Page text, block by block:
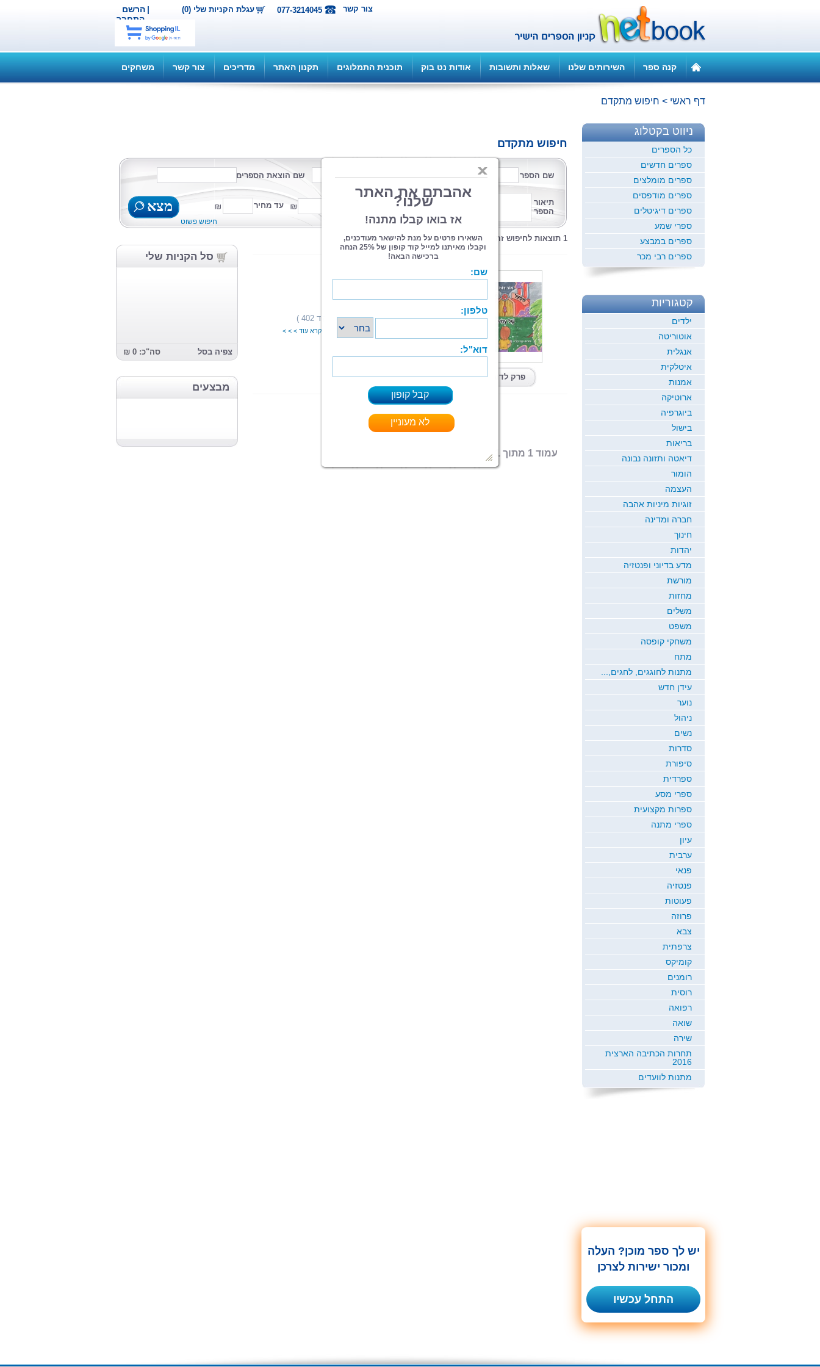
הרשם |
התחבר
עגלת הקניות שלי (0) 077-3214045 צור קשר
קנה ספר השירותים שלנו שאלות ותשובות אודות נט בוק תוכנית התמלוגים תקנון האתר מדריכים צור קשר משחקים
דף ראשי > חיפוש מתקדם
חיפוש מתקדם
שם הספר שם המחבר שם הוצאת הספרים
תיאור
הספר
עד מחיר
קטגוריה
פורמט מצא
חיפוש פשוט
סל הקניות שלי
צפיה בסל סה"כ: 0 ₪
מבצעים
1 תוצאות לחיפוש זה
פרק לדוגמא
דירוג:
(88 מדרגים,ניקוד 402 )
השאלה “מה אתה רוצה להיות כשתהיה גדול?”
קרא עוד > > >
קיים בפורמטים:ספר מודפס|
PDF
עמוד 1 מתוך 1
ניווט בקטלוג
כל הספרים
ספרים חדשים
ספרים מומלצים
ספרים מודפסים
ספרים דיגיטלים
ספרי שמע
ספרים במבצע
ספרים רבי מכר
קטגוריות
ילדים
אוטוריטה
אנגלית
איטלקית
אמנות
ארוטיקה
ביוגרפיה
בישול
בריאות
דיאטה ותזונה נבונה
הומור
העצמה
זוגיות מיניות אהבה
חברה ומדינה
חינוך
יהדות
מדע בדיוני ופנטזיה
מורשת
מחזות
משלים
משפט
משחקי קופסה
מתח
מתנות לחוגגים, לחגים,...
עידן חדש
נוער
ניהול
נשים
סדרות
סיפורת
ספרדית
ספרי מסע
ספרות מקצועית
ספרי מתנה
עיון
ערבית
פנאי
פנטזיה
פעוטות
פרוזה
צבא
צרפתית
קומיקס
רומנים
רוסית
רפואה
שואה
שירה
תחרות הכתיבה הארצית
2016
מתנות לוועדים
יש לך ספר מוכן? העלה
ומכור ישירות לצרכן
התחל עכשיו